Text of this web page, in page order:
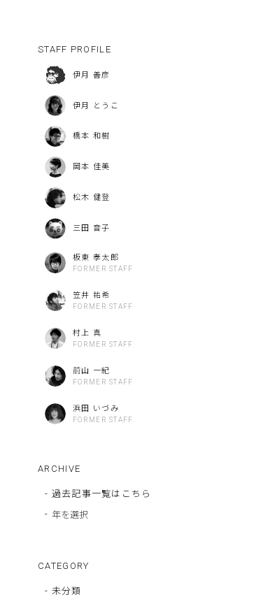
STAFF PROFILE
伊月 善彦
伊月 とうこ
橋本 和樹
岡本 佳美
松木 健登
三田 音子
板東 孝太郎
FORMER STAFF
笠井 祐希
FORMER STAFF
村上 真
FORMER STAFF
前山 一紀
FORMER STAFF
浜田 いづみ
FORMER STAFF
ARCHIVE
- 過去記事一覧はこちら
-
CATEGORY
- 未分類